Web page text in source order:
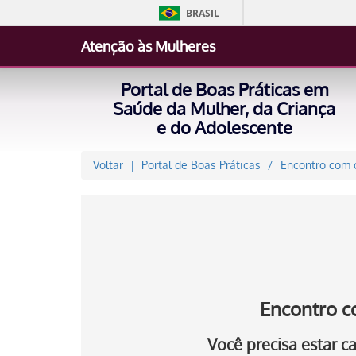
BRASIL
Atenção às Mulheres
Portal de Boas Práticas em
Saúde da Mulher, da Criança
e do Adolescente
Voltar Portal de Boas Práticas Encontro com
Encontro
Você precisa estar